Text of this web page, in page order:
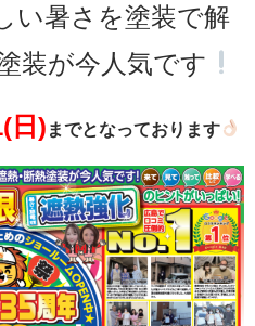
い暑さを塗装で解
装が今人気です
日) までとなっております